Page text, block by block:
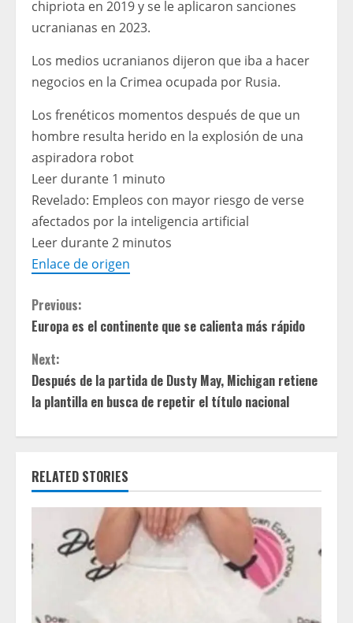
chipriota en 2019 y se le aplicaron sanciones
ucranianas en 2023.
Los medios ucranianos dijeron que iba a hacer
negocios en la Crimea ocupada por Rusia.
Los frenéticos momentos después de que un
hombre resulta herido en la explosión de una
aspiradora robot
Leer durante 1 minuto
Revelado: Empleos con mayor riesgo de verse
afectados por la inteligencia artificial
Leer durante 2 minutos
Enlace de origen
C
o
n
t
i
n
u
e
R
e
Previous:
Europa es el continente que se calienta más rápido
Next:
Después de la partida de Dusty May, Michigan retiene
la plantilla en busca de repetir el título nacional
RELATED STORIES